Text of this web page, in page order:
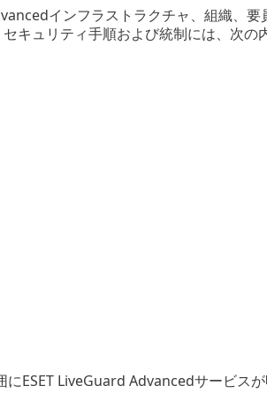
インフラストラクチャ、組織、
キュリティ手順および統制には、次の
にESET LiveGuard Advancedサービス